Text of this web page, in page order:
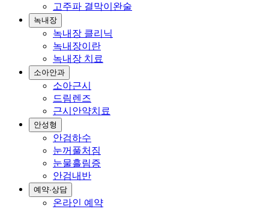
고주파 결막이완술
녹내장
녹내장 클리닉
녹내장이란
녹내장 치료
소아안과
소아근시
드림렌즈
근시안약치료
안성형
안검하수
눈꺼풀처짐
눈물흘림증
안검내반
예약·상담
온라인 예약